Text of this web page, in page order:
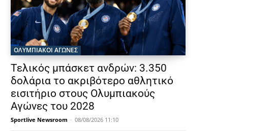
ΟΛΥΜΠΙΑΚΟΊ ΑΓΏΝΕΣ
Τελικός μπάσκετ ανδρών: 3.350
δολάρια το ακριβότερο αθλητικό
εισιτήριο στους Ολυμπιακούς
Αγώνες του 2028
Sportlive Newsroom - 08/08/2026 11:10